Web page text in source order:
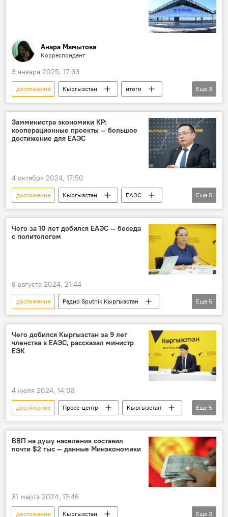
Анара Мамытова
Корреспондент
3 января 2025, 17:33
достижение Кыргызстан
итоги
события
эксперты мнения
Еще 3
Замминистра экономики КР:
кооперационные проекты — большое
достижение для ЕАЭС
4 октября 2024, 17:50
достижение Кыргызстан
ЕАЭС
кооперация
экономика
проекты
Назарбек Малаев
Пресс-центр
Еще 5
Чего за 10 лет добился ЕАЭС — беседа
с политологом
8 августа 2024, 21:44
достижение
Радио Sputnik Кыргызстан
Особый акцент
Кыргызстан в ЕАЭС
ЕАЭС
экономика интеграция
Еще 5
Чего добился Кыргызстан за 9 лет
членства в ЕАЭС, рассказал министр
ЕЭК
4 июля 2024, 14:08
достижение Пресс-центр
Кыргызстан
экономика
Кыргызстан в ЕАЭС
Эльдар Алишеров
успех
Пресс-видео
Еще 5
ВВП на душу населения составил
почти $2 тыс — данные Минэкономики
31 марта 2024, 17:46
достижение Кыргызстан Еще 3